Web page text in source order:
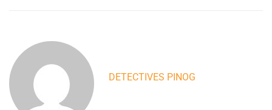
DETECTIVES PINOG